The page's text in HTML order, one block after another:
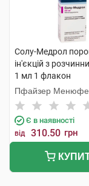
Солу-Медрол
ін'єкцій з
1 мл 1 флакон
Пфайзер
Бельгія
Є в наявності
від 310.50 грн